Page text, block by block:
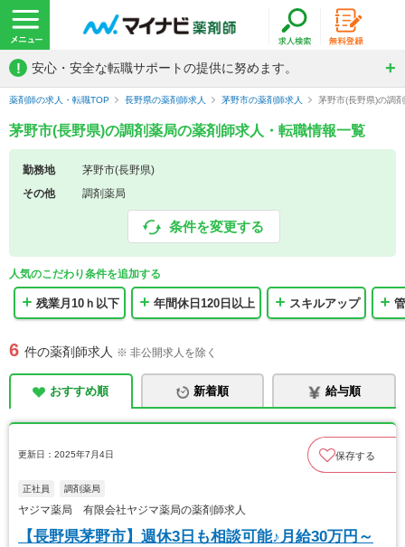
! 安心・安全な転職サポートの提供に努めます。
薬剤師の求人・転職TOP 長野県の薬剤師求人 茅野市の薬剤師求人 茅野市(長野県)の調
茅野市(長野県)の調剤薬局の薬剤師求人・転職情報一覧
勤務地
茅野市(長野県)
その他
調剤薬局
条件を変更する
人気のこだわり条件を追加する
残業月10ｈ以下 年間休日120日以上 スキルアップ
6 件の薬剤師求人 ※ 非公開求人を除く
おすすめ順 新着順 給与順
更新日：2025年7月4日 保存する
正社員 調剤薬局
ヤジマ薬局 有限会社ヤジマ薬局の薬剤師求人
【長野県茅野市】週休3日も相談可能♪月給30万円～